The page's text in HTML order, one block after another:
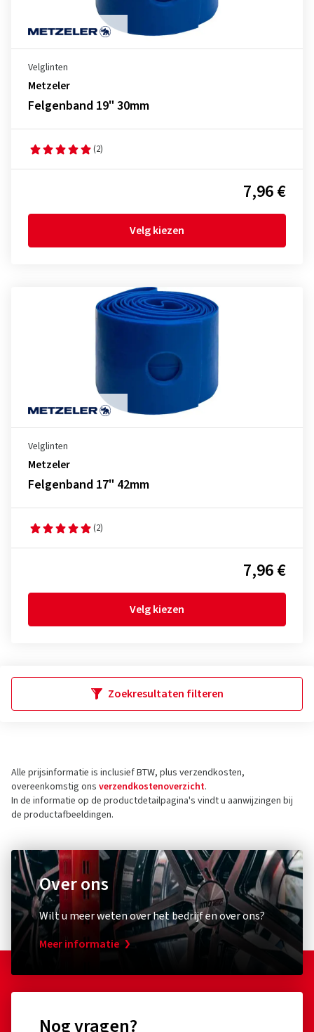
Velglinten
Metzeler
Felgenband 19" 30mm
(2)
7,96 €
Velg kiezen
Velglinten
Metzeler
Felgenband 17" 42mm
(2)
7,96 €
Velg kiezen
Zoekresultaten filteren
Alle prijsinformatie is inclusief BTW, plus verzendkosten,
overeenkomstig ons verzendkostenoverzicht.
In de informatie op de productdetailpagina's vindt u aanwijzingen bij
de productafbeeldingen.
Over ons
Wilt u meer weten over het bedrijf en over ons?
Meer informatie
Nog vragen?